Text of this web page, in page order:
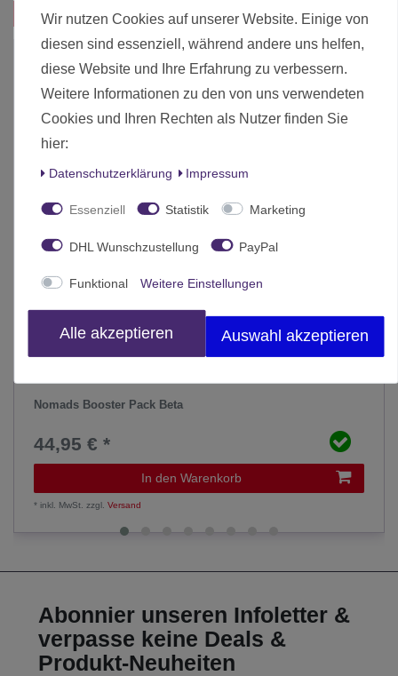
Das passt zu diesem Produkt:
Nomads Booster Pack Beta
44,95 € *
In den Warenkorb
*inkl. MwSt. zzgl.Versand
Abonnier unseren Infoletter &
verpasse keine Deals &
Produkt-Neuheiten
Wir nutzen Cookies auf unserer Website. Einige von
diesen sind essenziell, während andere uns helfen,
diese Website und Ihre Erfahrung zu verbessern.
Weitere Informationen zu den von uns verwendeten
Cookies und Ihren Rechten als Nutzer finden Sie
hier:
Daten­schutz­erklärung Impressum
Essenziell Statistik Marketing
DHL Wunschzustellung PayPal
Funktional Weitere Einstellungen
Alle akzeptieren Auswahl akzeptieren